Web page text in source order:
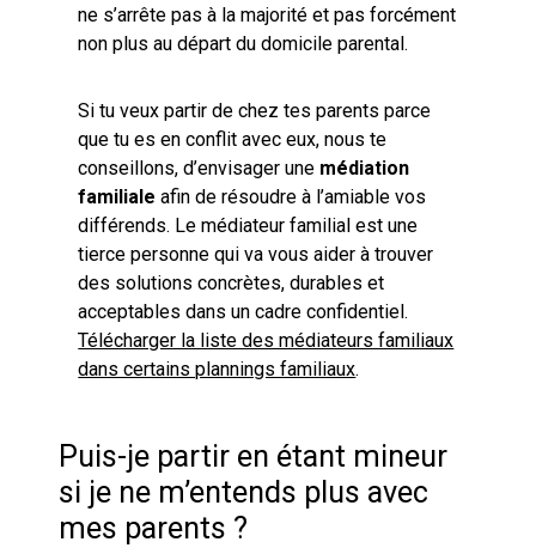
ne s’arrête pas à la majorité et pas forcément
non plus au départ du domicile parental.
Si tu veux partir de chez tes parents parce
que tu es en conflit avec eux, nous te
conseillons, d’envisager une médiation
familiale afin de résoudre à l’amiable vos
différends. Le médiateur familial est une
tierce personne qui va vous aider à trouver
des solutions concrètes, durables et
acceptables dans un cadre confidentiel.
Télécharger la liste des médiateurs familiaux
dans certains plannings familiaux.
Puis-je partir en étant mineur
si je ne m’entends plus avec
mes parents ?